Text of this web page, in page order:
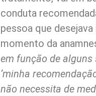
conduta
pessoa que
momento da
em função de
‘minha
não necessita de